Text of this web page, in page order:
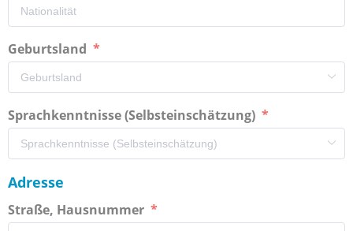
Geburtsland
Sprachkenntnisse (Selbsteinschätzung)
Adresse
Straße, Hausnummer